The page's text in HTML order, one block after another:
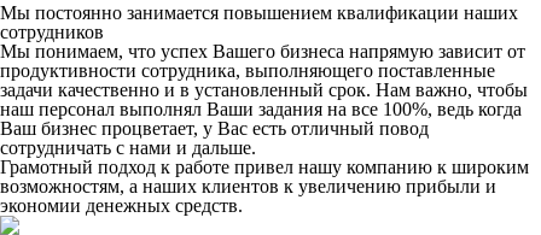
Мы постоянно занимается повышением квалификации наших
сотрудников
Мы понимаем, что успех Вашего бизнеса напрямую зависит от
продуктивности сотрудника, выполняющего поставленные
задачи качественно и в установленный срок. Нам важно, чтобы
наш персонал выполнял Ваши задания на все 100%, ведь когда
Ваш бизнес процветает, у Вас есть отличный повод
сотрудничать с нами и дальше.
Грамотный подход к работе привел нашу компанию к широким
возможностям, а наших клиентов к увеличению прибыли и
экономии денежных средств.